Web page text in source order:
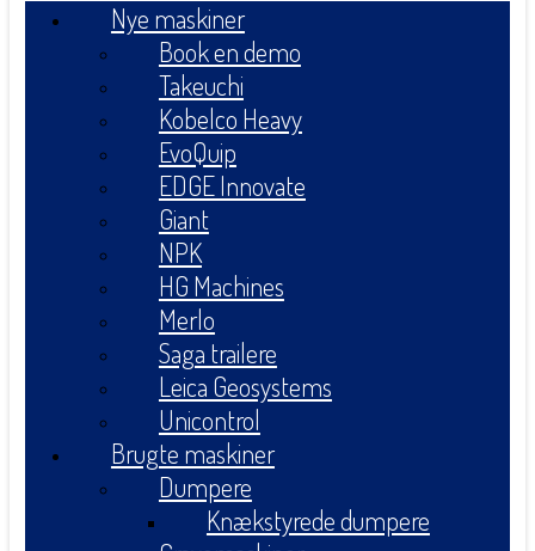
Nye maskiner
Book en demo
Takeuchi
Kobelco Heavy
EvoQuip
EDGE Innovate
Giant
NPK
HG Machines
Merlo
Saga trailere
Leica Geosystems
Unicontrol
Brugte maskiner
Dumpere
Knækstyrede dumpere